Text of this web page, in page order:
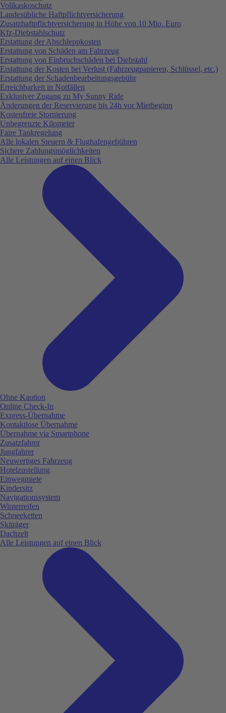
Vollkaskoschutz
Landesübliche Haftpflichtversicherung
Zusatzhaftpflichtversicherung in Höhe von 10 Mio. Euro
Kfz-Diebstahlschutz
Erstattung der Abschleppkosten
Erstattung von Schäden am Fahrzeug
Erstattung von Einbruchschäden bei Diebstahl
Erstattung der Kosten bei Verlust (Fahrzeugpapieren, Schlüssel, etc.)
Erstattung der Schadenbearbeitungsgebühr
Erreichbarkeit in Notfällen
Exklusiver Zugang zu My Sunny Ride
Änderungen der Reservierung bis 24h vor Mietbeginn
Kostenfreie Stornierung
Unbegrenzte Kilometer
Faire Tankregelung
Alle lokalen Steuern & Flughafengebühren
Sichere Zahlungsmöglichkeiten
Alle Leistungen auf einen Blick
Ohne Kaution
Online Check-In
Express-Übernahme
Kontaktlose Übernahme
Übernahme via Smartphone
Zusatzfahrer
Jungfahrer
Neuwertiges Fahrzeug
Hotelzustellung
Einwegmiete
Kindersitz
Navigationssystem
Winterreifen
Schneeketten
Skiträger
Dachzelt
Alle Leistungen auf einen Blick